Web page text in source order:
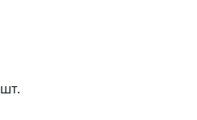
шт.